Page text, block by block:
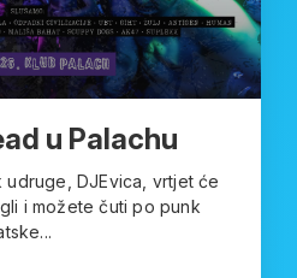
u Palachu
udruge, DJEvica, vrtjet će
i možete čuti po punk